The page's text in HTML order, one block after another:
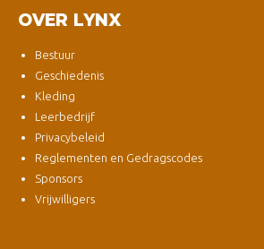
OVER LYNX
Bestuur
Geschiedenis
Kleding
Leerbedrijf
Privacybeleid
Reglementen en Gedragscodes
Sponsors
Vrijwilligers